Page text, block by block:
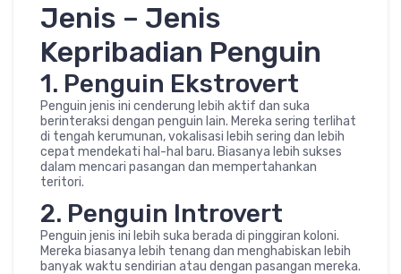
Jenis – Jenis
Kepribadian Penguin
1. Penguin Ekstrovert
Penguin jenis ini cenderung lebih aktif dan suka
berinteraksi dengan penguin lain. Mereka sering terlihat
di tengah kerumunan, vokalisasi lebih sering dan lebih
cepat mendekati hal-hal baru. Biasanya lebih sukses
dalam mencari pasangan dan mempertahankan
teritori.
2. Penguin Introvert
Penguin jenis ini lebih suka berada di pinggiran koloni.
Mereka biasanya lebih tenang dan menghabiskan lebih
banyak waktu sendirian atau dengan pasangan mereka.